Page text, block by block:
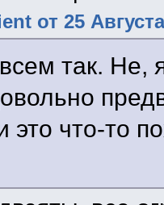
от 25
так.
это что-то